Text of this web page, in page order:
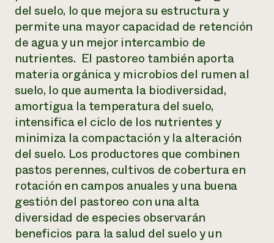
del suelo, lo que mejora su estructura y
permite una mayor capacidad de retención
de agua y un mejor intercambio de
nutrientes. El pastoreo también aporta
materia orgánica y microbios del rumen al
suelo, lo que aumenta la biodiversidad,
amortigua la temperatura del suelo,
intensifica el ciclo de los nutrientes y
minimiza la compactación y la alteración
del suelo. Los productores que combinen
pastos perennes, cultivos de cobertura en
rotación en campos anuales y una buena
gestión del pastoreo con una alta
diversidad de especies observarán
beneficios para la salud del suelo y un